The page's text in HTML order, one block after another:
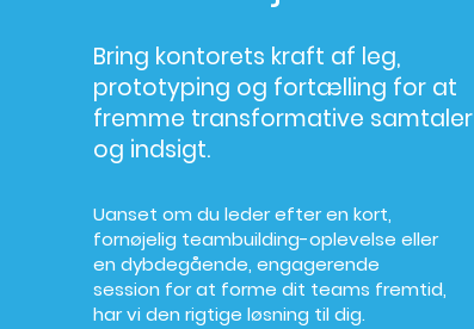
Bring kontorets kraft af leg,
prototyping og fortælling for at
fremme transformative samtaler
og indsigt.
Uanset om du leder efter en kort,
fornøjelig teambuilding-oplevelse eller
en dybdegående, engagerende
session for at forme dit teams fremtid,
har vi den rigtige løsning til dig.